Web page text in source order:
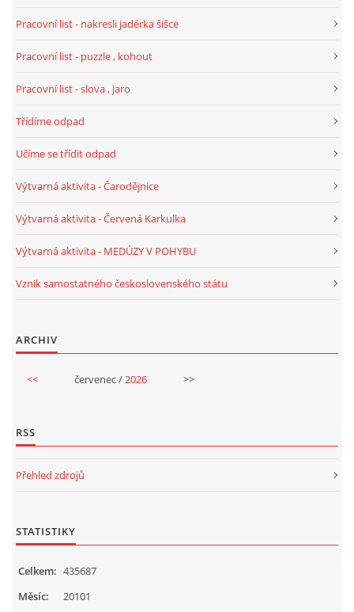
JÓGOVÉ CVIČENÍ, TYPY, RADY, RECENZE
STÁTNÍ SVÁTKY
20.10. DEN STROMŮ
DUŠIČKY
SVATÁ KATEŘINA 25.LISTOPADU
MIKULÁŠ, ČERTI
MASOPUST
Pracovní list - nakresli jadérka šišce
Pracovní list - puzzle , kohout
Pracovní list - slova , jaro
Třídíme odpad
Učíme se třídit odpad
Výtvarná aktivita - Čarodějnice
Výtvarná aktivita - Červená Karkulka
Výtvarná aktivita - MEDÚZY V POHYBU
Vznik samostatného československého státu
ARCHIV
<< červenec /2026 >>
RSS
Přehled zdrojů
STATISTIKY
Celkem: 435687
Měsíc:
20101